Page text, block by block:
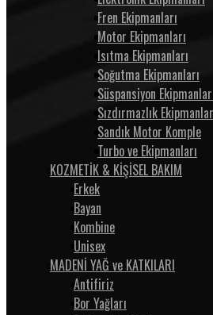
Fren Ekipmanları
Motor Ekipmanları
Isıtma Ekipmanları
Soğutma Ekipmanları
Süspansiyon
Sızdırmazlık
Sandık Motor Komple
Turbo ve Ekipmanları
KOZMETİK & KİŞİSEL BAKIM
Erkek
Bayan
Kombine
Unisex
MADENİ YAĞ ve KATKILARI
Antifiriz
Bor Yağları